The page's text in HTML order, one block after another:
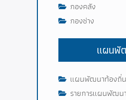
กองคลัง
กองช่าง
แผนพั
แผนพัฒนาท้องถิ่น
รายการแผนพัฒนา